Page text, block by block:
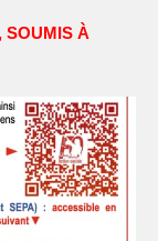
SOUMIS À